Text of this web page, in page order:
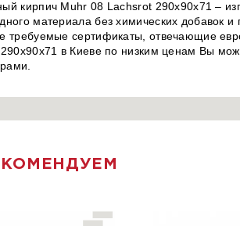
кирпич Muhr 08 Lachsrot 290х90х71 –
материала без химических добавок
требуемые сертификаты, отвечающие
в Киеве по низким ценам Вы